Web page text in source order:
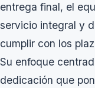
entrega final, el
servicio integral y
cumplir con los
Su enfoque
dedicación que